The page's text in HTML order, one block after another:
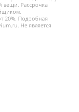
вещи. Рассрочка
20%. Подробная
Не является